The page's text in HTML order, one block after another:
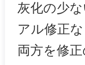
灰化の少
アル修正
両方を修